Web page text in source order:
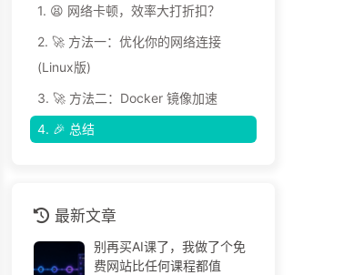
1. 😫 网络卡顿，效率大打折扣？
2. 🚀 方法一：优化你的网络连接
(Linux版)
3. 🚀 方法二：Docker 镜像加速
4. 🎉 总结
最新文章
别再买AI课了，我做了个免
费网站比任何课程都值